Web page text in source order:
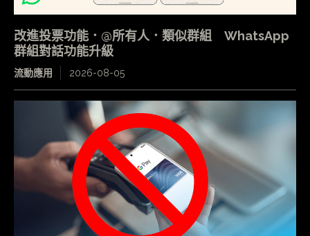
改進投票功能．@所有人．類似群組 WhatsApp
群組對話功能升級
流動應用 2026-08-05